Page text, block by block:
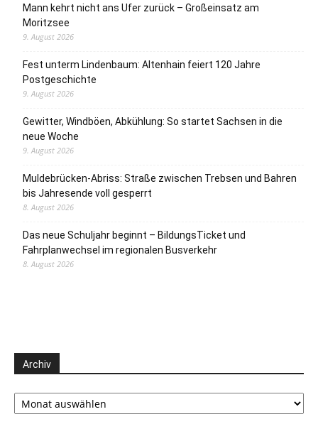
Mann kehrt nicht ans Ufer zurück – Großeinsatz am
Moritzsee
9. August 2026
Fest unterm Lindenbaum: Altenhain feiert 120 Jahre
Postgeschichte
9. August 2026
Gewitter, Windböen, Abkühlung: So startet Sachsen in die
neue Woche
9. August 2026
Muldebrücken-Abriss: Straße zwischen Trebsen und Bahren
bis Jahresende voll gesperrt
8. August 2026
Das neue Schuljahr beginnt – BildungsTicket und
Fahrplanwechsel im regionalen Busverkehr
8. August 2026
Archiv
Archiv